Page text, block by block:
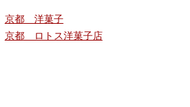
京都 洋菓子
京都 ロトス洋菓子店